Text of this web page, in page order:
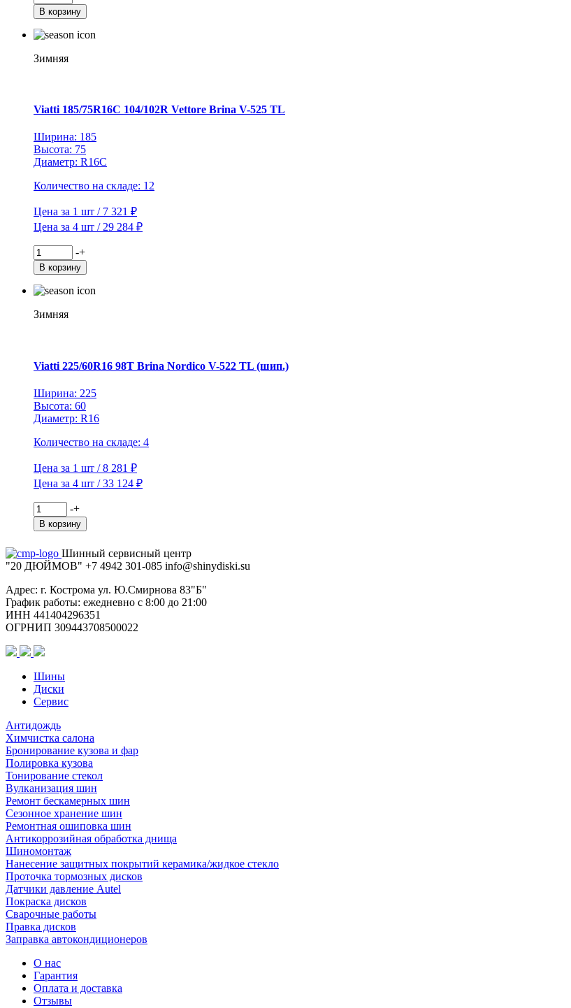
товара
Viatti
265/60R18
Bosco
TL
В корзину
Зимняя
Viatti 185/75R16C 104/102R Vettore Brina V-525 TL
Ширина: 185
Высота: 75
Диаметр: R16C
Количество на складе: 12
Цена за 1 шт / 7 321 ₽
Цена за 4 шт / 29 284 ₽
Количество
товара
Viatti
185/75R16C
Vettore
TL
-+
В корзину
Зимняя
Viatti 225/60R16 98T Brina Nordico V-522 TL (шип.)
Ширина: 225
Высота: 60
Диаметр: R16
Количество на складе: 4
Цена за 1 шт / 8 281 ₽
Цена за 4 шт / 33 124 ₽
Количество
товара
Viatti
98T
Brina
V-
522
TL
(шип.)
-+
В корзину
Шинный сервисный центр
"20 ДЮЙМОВ" +7 4942 301-085 info@shinydiski.su
Адрес: г. Кострома ул. Ю.Смирнова 83"Б"
График работы: ежедневно с 8:00 до 21:00
ИНН 441404296351
ОГРНИП 309443708500022
Шины
Диски
Сервис
Антидождь
Химчистка салона
Бронирование кузова и фар
Полировка кузова
Тонирование стекол
Вулканизация шин
Ремонт бескамерных шин
Сезонное хранение шин
Ремонтная ошиповка шин
Антикоррозийная обработка днища
Шиномонтаж
Нанесение защитных покрытий керамика/жидкое стекло
Проточка тормозных дисков
Датчики давление Autel
Покраска дисков
Сварочные работы
Правка дисков
Заправка автокондиционеров
О нас
Гарантия
Оплата и доставка
Отзывы